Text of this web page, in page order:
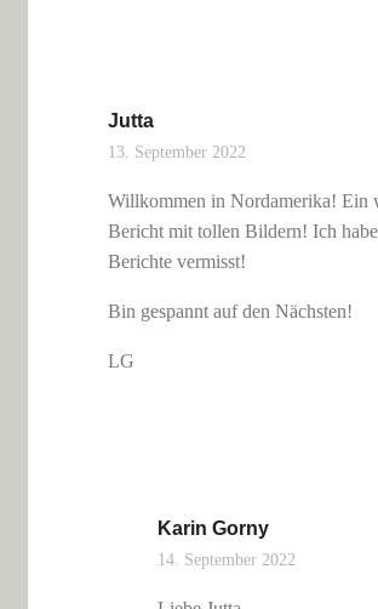
Jutta
13. September 2022
Willkommen in Nordamerika! Ein
Bericht mit tollen Bildern! Ich
Berichte vermisst!
Bin gespannt auf den Nächsten!
LG
Karin Gorny
14. September 2022